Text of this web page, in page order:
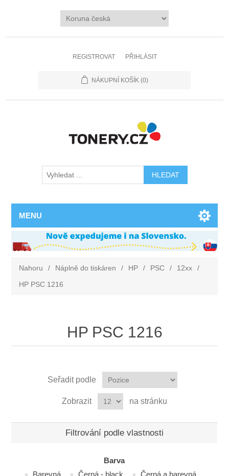
REGISTROVAT PŘIHLÁSIT
NÁKUPNÍ KOŠÍK (0)
MENU
Nahoru / Náplně do tiskáren / HP / PSC / 12xx
/
HP PSC 1216
HP PSC 1216
Seřadit podle
Zobrazit na stránku
Filtrování podle vlastnosti
Barva
Barevná
Černá - black Černá a barevná